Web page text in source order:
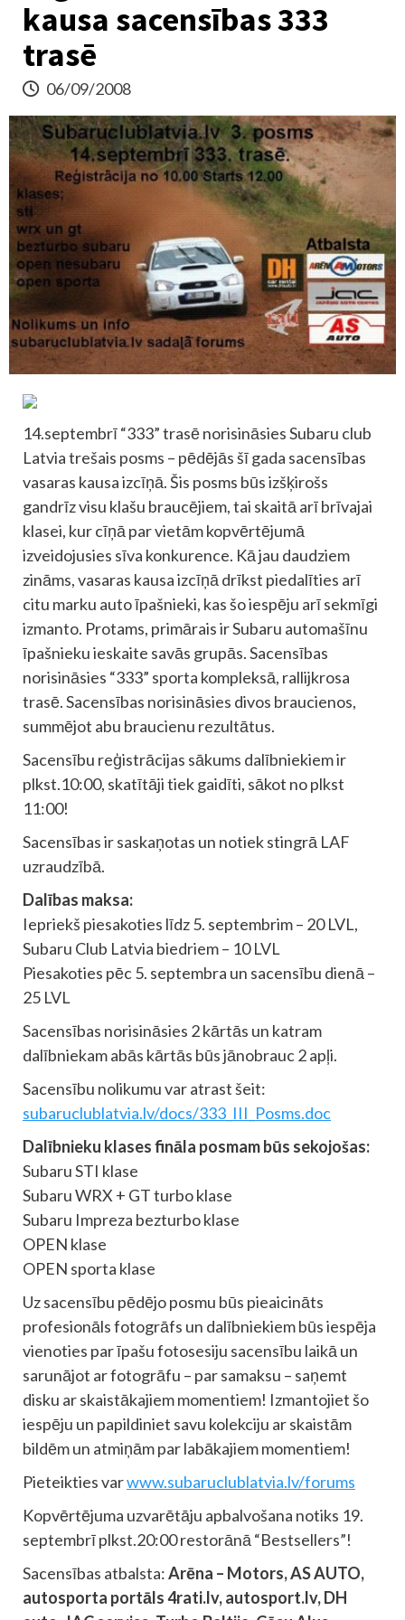
kausa sacensības 333
trasē
06/09/2008
14.septembrī “333” trasē norisināsies Subaru club
Latvia trešais posms – pēdējās šī gada sacensības
vasaras kausa izcīņā. Šis posms būs izšķirošs
gandrīz visu klašu braucējiem, tai skaitā arī brīvajai
klasei, kur cīņā par vietām kopvērtējumā
izveidojusies sīva konkurence. Kā jau daudziem
zināms, vasaras kausa izcīņā drīkst piedalīties arī
citu marku auto īpašnieki, kas šo iespēju arī sekmīgi
izmanto. Protams, primārais ir Subaru automašīnu
īpašnieku ieskaite savās grupās. Sacensības
norisināsies “333” sporta kompleksā, rallijkrosa
trasē. Sacensības norisināsies divos braucienos,
summējot abu braucienu rezultātus.
Sacensību reģistrācijas sākums dalībniekiem ir
plkst.10:00, skatītāji tiek gaidīti, sākot no plkst
11:00!
Sacensības ir saskaņotas un notiek stingrā LAF
uzraudzībā.
Dalības maksa:
Iepriekš piesakoties līdz 5. septembrim – 20 LVL,
Subaru Club Latvia biedriem – 10 LVL
Piesakoties pēc 5. septembra un sacensību dienā –
25 LVL
Sacensības norisināsies 2 kārtās un katram
dalībniekam abās kārtās būs jānobrauc 2 apļi.
Sacensību nolikumu var atrast šeit:
subaruclublatvia.lv/docs/333_III_Posms.doc
Dalībnieku klases fināla posmam būs sekojošas:
Subaru STI klase
Subaru WRX + GT turbo klase
Subaru Impreza bezturbo klase
OPEN klase
OPEN sporta klase
Uz sacensību pēdējo posmu būs pieaicināts
profesionāls fotogrāfs un dalībniekiem būs iespēja
vienoties par īpašu fotosesiju sacensību laikā un
sarunājot ar fotogrāfu – par samaksu – saņemt
disku ar skaistākajiem momentiem! Izmantojiet šo
iespēju un papildiniet savu kolekciju ar skaistām
bildēm un atmiņām par labākajiem momentiem!
Pieteikties varwww.subaruclublatvia.lv/forums
Kopvērtējuma uzvarētāju apbalvošana notiks 19.
septembrī plkst.20:00 restorānā “Bestsellers”!
Sacensības atbalsta:Arēna – Motors, AS AUTO,
autosporta portāls 4rati.lv, autosport.lv, DH